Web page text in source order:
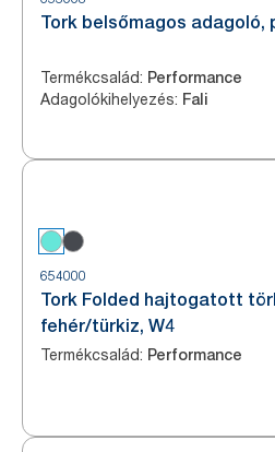
Tork belsőmagos adagoló,
Termékcsalád: Performance
Adagolókihelyezés: Fali
654000
Tork Folded hajtogatott
fehér/türkiz, W4
Termékcsalád: Performance